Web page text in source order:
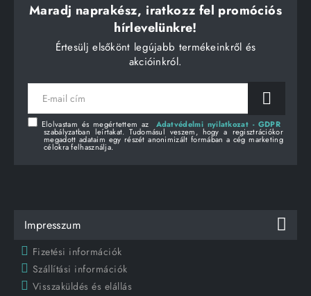
Maradj naprakész, iratkozz fel promóciós
hírlevelünkre!
Értesülj elsőkönt legújabb termékeinkről és
akcióinkról.
E-
mail
Elolvastam és megértettem az Adatvédelmi nyilatkozat - GDPR
szabályzatban leírtakat. Tudomásul veszem, hogy a regisztrációkor
megadott adataim egy részét anonimizált formában a cég marketing
célokra felhasználja.
Impresszum
Fizetési információk
Szállítási információk
Visszaküldés és elállás